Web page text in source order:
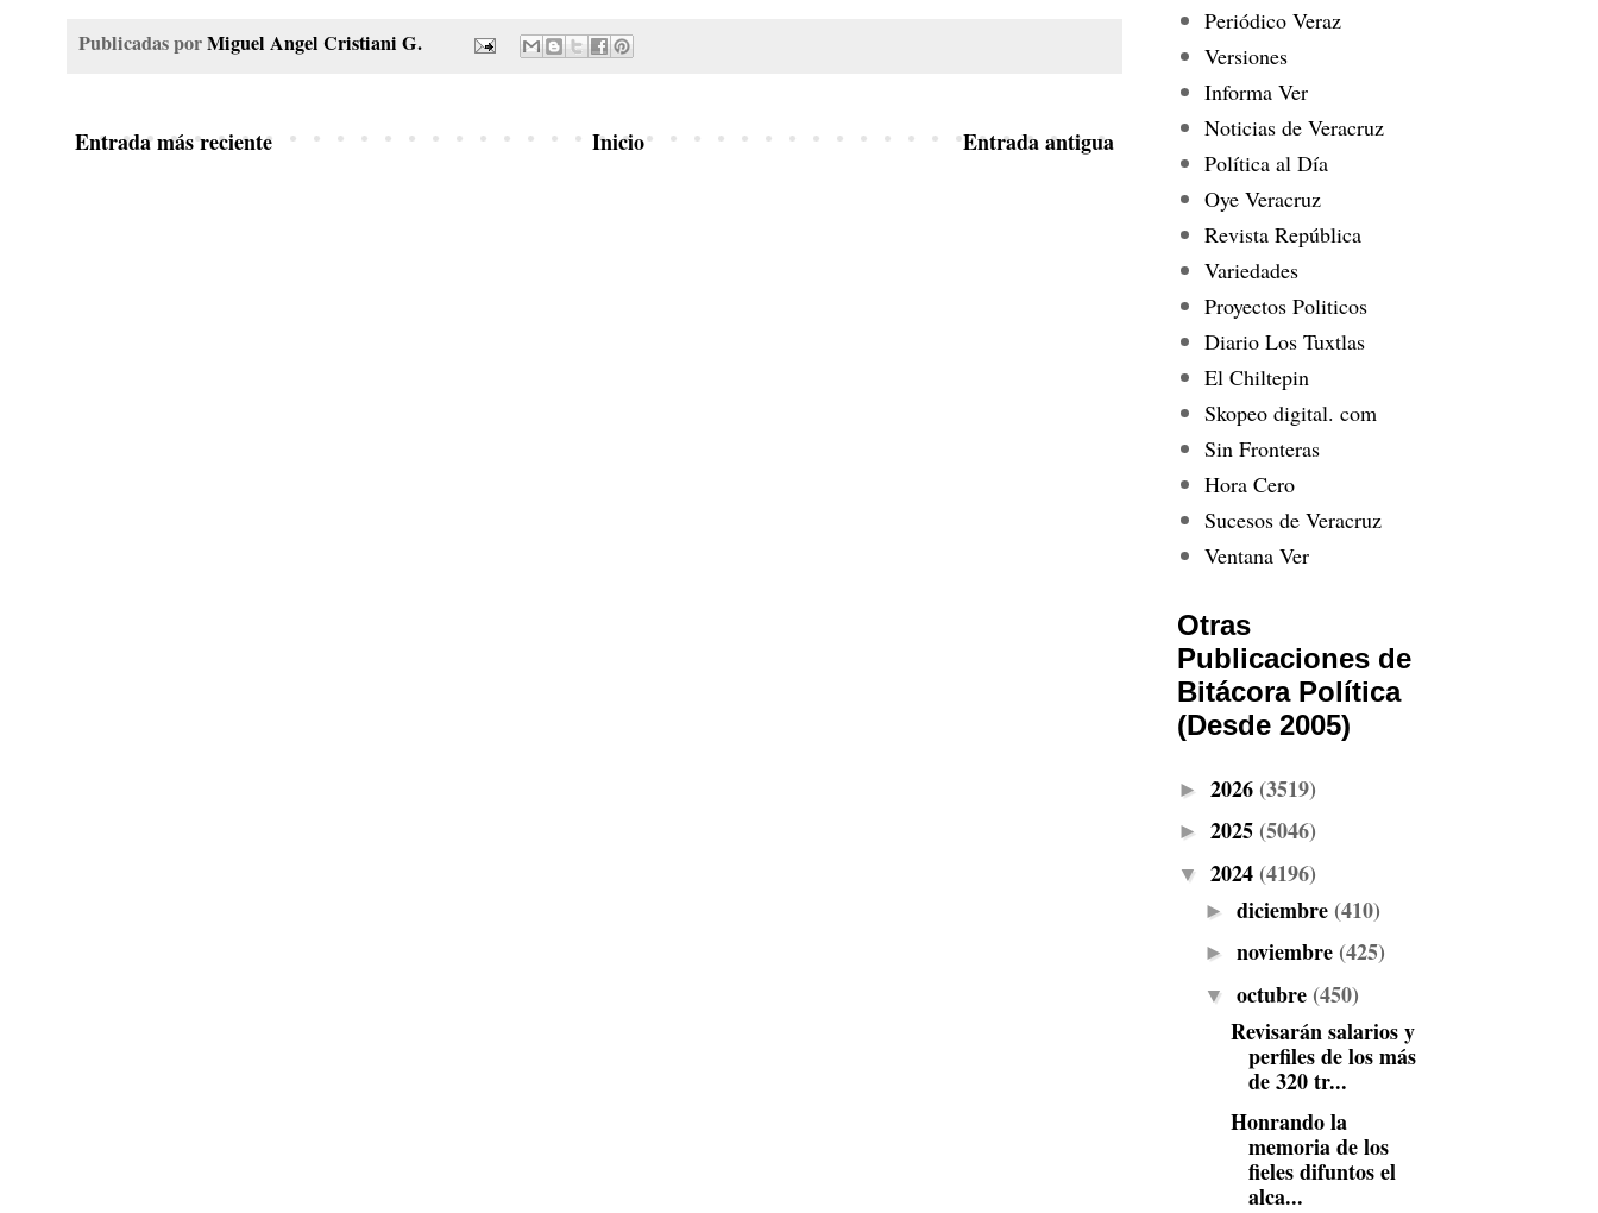
Publicadas porMiguel Angel Cristiani G.
Entrada más reciente Entrada antigua
Inicio
Periódico Veraz
Versiones
Informa Ver
Noticias de Veracruz
Política al Día
Oye Veracruz
Revista República
Variedades
Proyectos Politicos
Diario Los Tuxtlas
El Chiltepin
Skopeo digital. com
Sin Fronteras
Hora Cero
Sucesos de Veracruz
Ventana Ver
Otras
Publicaciones de
Bitácora Política
(Desde 2005)
► 2026 (3519)
► 2025 (5046)
▼ 2024 (4196)
► diciembre (410)
► noviembre (425)
▼ octubre (450)
Revisarán salarios y
perfiles de los más
de 320 tr...
Honrando la
memoria de los
fieles difuntos el
alca...